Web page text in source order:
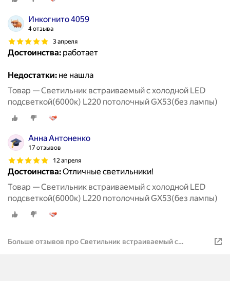
Инкогнито 4059
4 отзыва
3 апреля
Достоинства: работает
Недостатки: не нашла
Товар — Светильник встраиваемый с холодной LED
подсветкой(6000к) L220 потолочный GX53(без лампы)
Анна Антоненко
17 отзывов
12 апреля
Достоинства:Отличные светильники!
Товар — Светильник встраиваемый с холодной LED
подсветкой(6000к) L220 потолочный GX53(без лампы)
Больше отзывов про Светильник встраиваемый с